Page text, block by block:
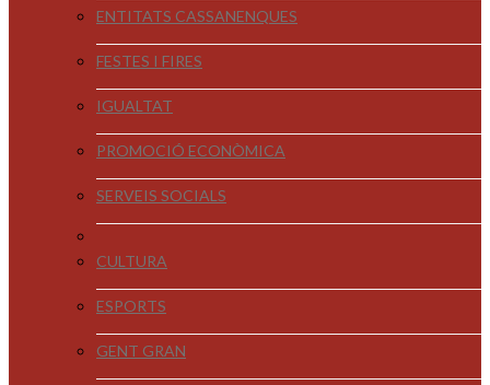
ENTITATS CASSANENQUES
FESTES I FIRES
IGUALTAT
PROMOCIÓ ECONÒMICA
SERVEIS SOCIALS
CULTURA
ESPORTS
GENT GRAN